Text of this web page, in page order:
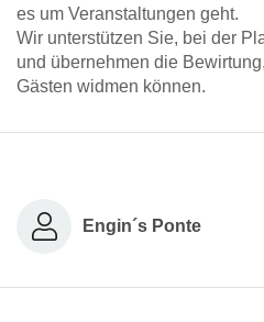
es um Veranstaltungen geht.
Wir unterstützen Sie, bei der
und übernehmen die
Gästen widmen können.
Engin´s Ponte